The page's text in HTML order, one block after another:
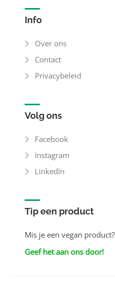
Info
Over ons
Contact
Privacybeleid
Volg ons
Facebook
Instagram
LinkedIn
Tip een product
Mis je een vegan product?
Geef het aan ons door!